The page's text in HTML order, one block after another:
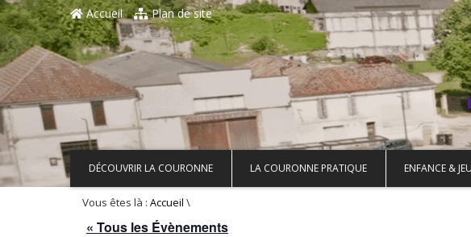
Aller au contenu principal
Accueil
Plan de site
DÉCOUVRIR LA COURONNE LA COURONNE PRATIQUE ENFANCE &
Vous êtes là : Accueil \
« Tous les Évènements